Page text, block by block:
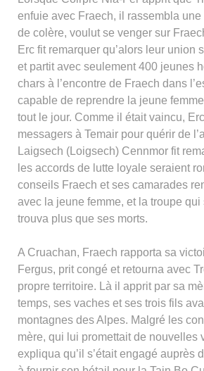
enfuie avec Fraech, il rassembla une
de colère, voulut se venger sur
Erc fit remarquer qu’alors leur union
et partit avec seulement 400 jeunes
chars à l’encontre de Fraech dans
capable de reprendre la jeune
tout le jour. Comme il était vaincu,
messagers à Temair pour quérir de
Laigsech (Loigsech) Cennmor fit
les accords de lutte loyale seraient
conseils Fraech et ses camarades
avec la jeune femme, et la troupe qui
trouva plus que ses morts.
A Cruachan, Fraech rapporta sa
Fergus, prit congé et retourna avec
propre territoire. Là il apprit par sa
temps, ses vaches et ses trois fils
montagnes des Alpes. Malgré les
mère, qui lui promettait de nouvelles
expliqua qu’il s’était engagé auprès